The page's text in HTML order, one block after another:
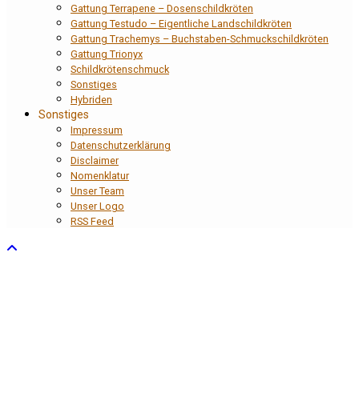
Gattung Terrapene – Dosenschildkröten
Gattung Testudo – Eigentliche Landschildkröten
Gattung Trachemys – Buchstaben-Schmuckschildkröten
Gattung Trionyx
Schildkrötenschmuck
Sonstiges
Hybriden
Sonstiges
Impressum
Datenschutzerklärung
Disclaimer
Nomenklatur
Unser Team
Unser Logo
RSS Feed